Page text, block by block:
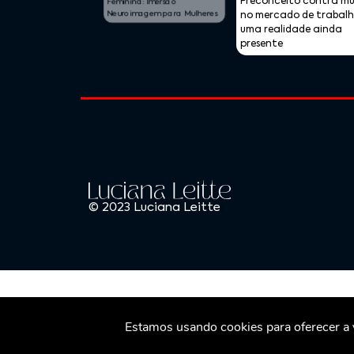
Feminina: Imersão
Neuroimagem para Mulheres
no mercado de trabalho:
uma realidade ainda
presente
© 2023 Luciana Leitte
Estamos usando cookies para oferecer